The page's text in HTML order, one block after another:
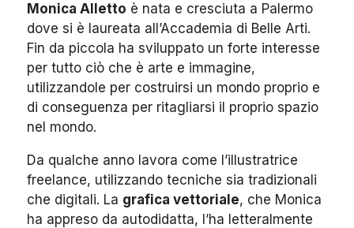
Monica Alletto è nata e cresciuta a Palermo
dove si è laureata all’Accademia di Belle Arti.
Fin da piccola ha sviluppato un forte interesse
per tutto ciò che è arte e immagine,
utilizzandole per costruirsi un mondo proprio e
di conseguenza per ritagliarsi il proprio spazio
nel mondo.
Da qualche anno lavora come l’illustratrice
freelance, utilizzando tecniche sia tradizionali
che digitali. La grafica vettoriale, che Monica
ha appreso da autodidatta, l’ha letteralmente